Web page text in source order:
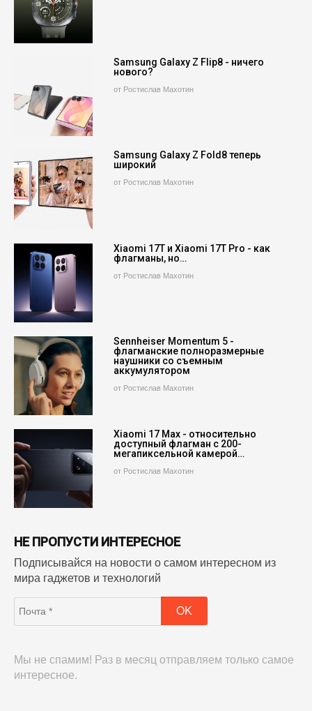
Samsung Galaxy Z Flip8 - ничего
нового?
от Ростислав Махотин
Samsung Galaxy Z Fold8 теперь
широкий
от Ростислав Махотин
Xiaomi 17T и Xiaomi 17T Pro - как
флагманы, но…
от Ростислав Махотин
Sennheiser Momentum 5 -
флагманские полноразмерные
наушники со съемным
аккумулятором
от Ростислав Махотин
Xiaomi 17 Max - относительно
доступный флагман с 200-
мегапиксельной камерой…
от Ростислав Махотин
НЕ ПРОПУСТИ ИНТЕРЕСНОЕ
Подписывайся на новости о самом интересном из
мира гаджетов и технологий
Мы не спамим! Раз в месяц отправляем только самое
интересное.